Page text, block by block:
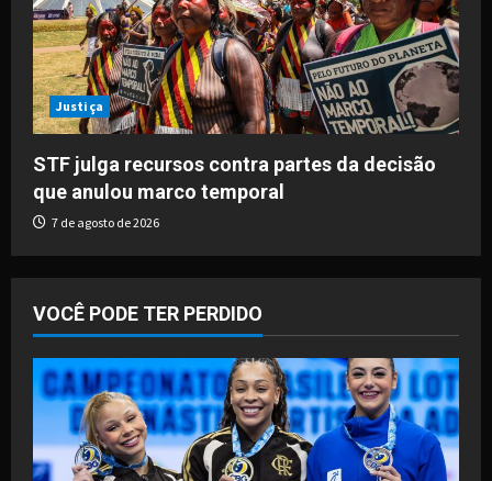
Justiça
STF julga recursos contra partes da decisão
que anulou marco temporal
7 de agosto de 2026
VOCÊ PODE TER PERDIDO